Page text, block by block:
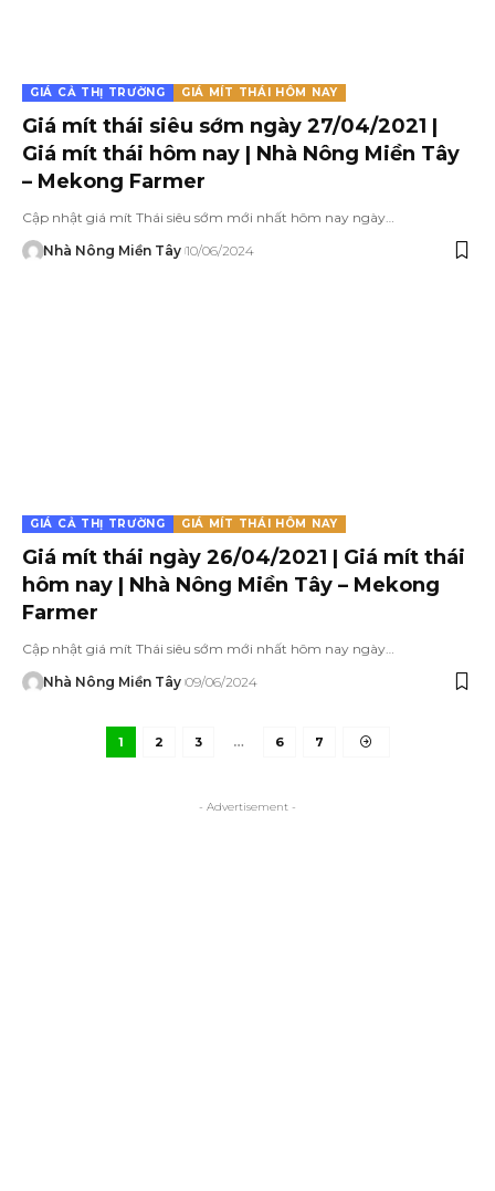
GIÁ CẢ THỊ TRƯỜNG GIÁ MÍT THÁI HÔM NAY
Giá mít thái siêu sớm ngày 27/04/2021 |
Giá mít thái hôm nay | Nhà Nông Miền Tây
– Mekong Farmer
Cập nhật giá mít Thái siêu sớm mới nhất hôm nay ngày…
Nhà Nông Miền Tây 10/06/2024
GIÁ CẢ THỊ TRƯỜNG GIÁ MÍT THÁI HÔM NAY
Giá mít thái ngày 26/04/2021 | Giá mít thái
hôm nay | Nhà Nông Miền Tây – Mekong
Farmer
Cập nhật giá mít Thái siêu sớm mới nhất hôm nay ngày…
Nhà Nông Miền Tây 09/06/2024
1 2 3 … 6 7
- Advertisement -